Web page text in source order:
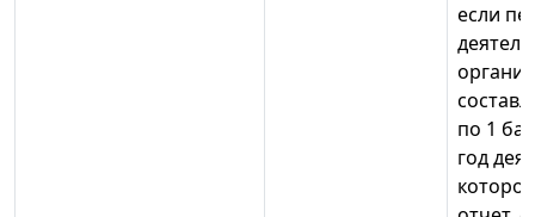
если
по 1
год